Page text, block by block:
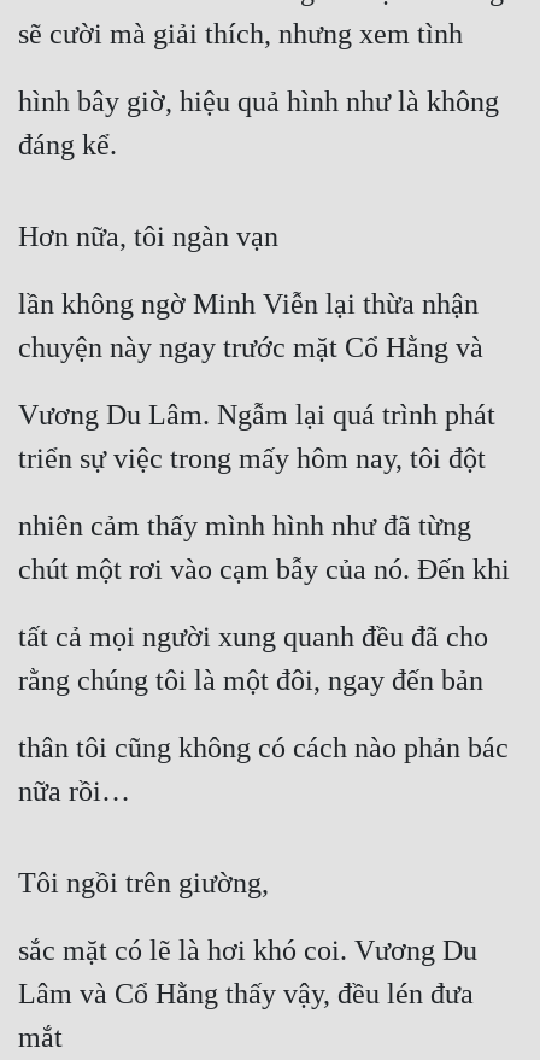
Kỳ Huyễn
Linh Dị
Lịch Sử
Ngôn Tình
Ngược
Nữ Cường
Nữ Phụ
Quan Trường
Quân Sự
Sủng
Thanh Xuân
Tiên Hiệp
sẽ cười mà giải thích, nhưng xem tình
hình bây giờ, hiệu quả hình như là không
đáng kể.
Hơn nữa, tôi ngàn vạn
lần không ngờ Minh Viễn lại thừa nhận
chuyện này ngay trước mặt Cổ Hằng và
Vương Du Lâm. Ngẫm lại quá trình phát
triển sự việc trong mấy hôm nay, tôi đột
nhiên cảm thấy mình hình như đã từng
chút một rơi vào cạm bẫy của nó. Đến khi
tất cả mọi người xung quanh đều đã cho
rằng chúng tôi là một đôi, ngay đến bản
thân tôi cũng không có cách nào phản bác
nữa rồi…
Tôi ngồi trên giường,
sắc mặt có lẽ là hơi khó coi. Vương Du
Lâm và Cổ Hằng thấy vậy, đều lén đưa
mắt